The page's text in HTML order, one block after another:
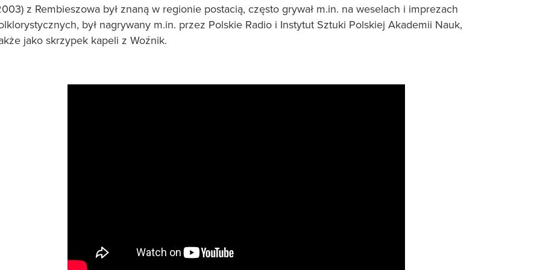
z Rembieszowa był znaną w regionie postacią, często grywał m.in. na weselach i imprezach
był nagrywany m.in. przez Polskie Radio i Instytut Sztuki Polskiej Akademii Nauk,
jako skrzypek kapeli z Woźnik.